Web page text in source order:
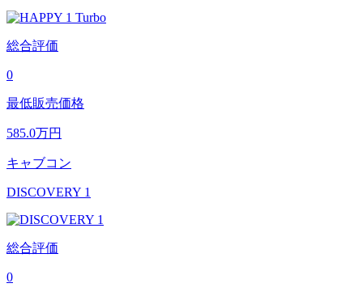
総合評価
0
最低販売価格
585.0万円
キャブコン
DISCOVERY 1
総合評価
0